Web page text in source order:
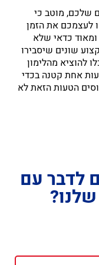
שלכם, מוטב כי
לעצמכם את הזמן
כדאי שלא
שונים שיסבירו
להוציא מהלימון
אחת קטנה בכדי
הטעות הזאת לא
לדבר עם
שלנו?